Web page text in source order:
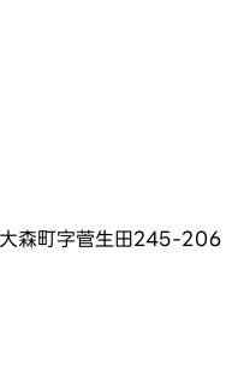
森町字菅生田245‑206